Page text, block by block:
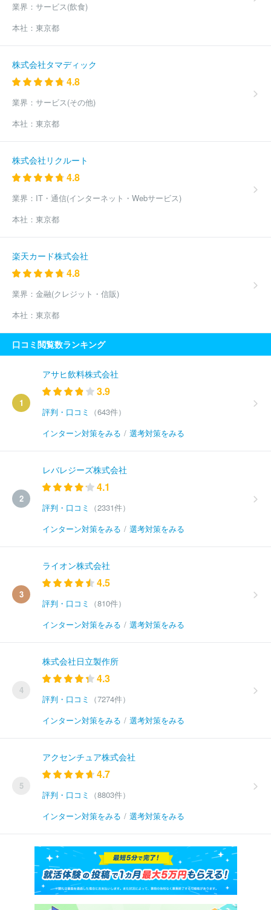
業界： サービス(飲食)
本社： 東京都
株式会社タマディック
4.8
業界： サービス(その他)
本社： 東京都
株式会社リクルート
4.8
業界： IT・通信(インターネット・Webサービス)
本社： 東京都
楽天カード株式会社
4.8
業界： 金融(クレジット・信販)
本社： 東京都
口コミ閲覧数ランキング
1
アサヒ飲料株式会社
3.9
評判・口コミ
（643件）
インターン対策をみる / 選考対策をみる
2
レバレジーズ株式会社
4.1
評判・口コミ
（2331件）
インターン対策をみる / 選考対策をみる
3
ライオン株式会社
4.5
評判・口コミ
（810件）
インターン対策をみる / 選考対策をみる
4
株式会社日立製作所
4.3
評判・口コミ
（7274件）
インターン対策をみる / 選考対策をみる
5
アクセンチュア株式会社
4.7
評判・口コミ
（8803件）
インターン対策をみる / 選考対策をみる